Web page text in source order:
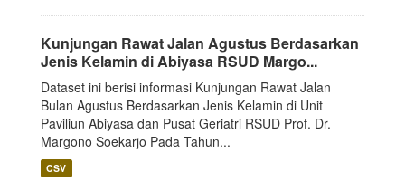
Kunjungan Rawat Jalan Agustus Berdasarkan
Jenis Kelamin di Abiyasa RSUD Margo...
Dataset ini berisi informasi Kunjungan Rawat Jalan
Bulan Agustus Berdasarkan Jenis Kelamin di Unit
Paviliun Abiyasa dan Pusat Geriatri RSUD Prof. Dr.
Margono Soekarjo Pada Tahun...
CSV